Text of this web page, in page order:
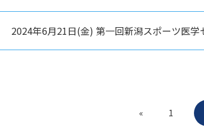
2024年6月21日(金) 第⼀回新潟スポーツ医学
« 1